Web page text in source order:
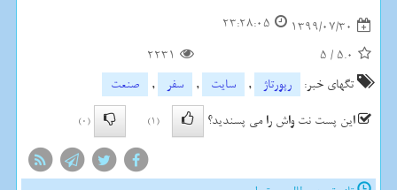
1399/07/30
23:28:05
5.0
/
5
2231
تگهای خبر:
رپورتاژ , سایت , سفر ,
صنعت
این پست نت واش را می پسندید؟
(1)
(0)